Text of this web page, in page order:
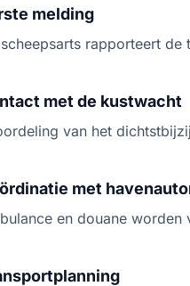
melding
rapporteert de
met de kustwacht
van het
met
en douane